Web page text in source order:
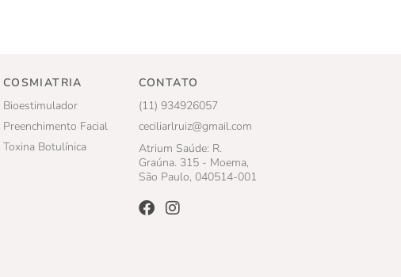
COSMIATRIA
Bioestimulador
Preenchimento Facial
Toxina Botulínica
CONTATO
(11) 934926057
ceciliarlruiz@gmail.com
Atrium Saúde: R.
Graúna. 315 - Moema,
São Paulo, 040514-001